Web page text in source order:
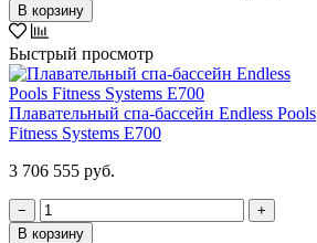
В корзину
Быстрый просмотр
Плавательный спа-бассейн Endless Pools
Fitness Systems E700
3 706 555 руб.
−
+
В корзину